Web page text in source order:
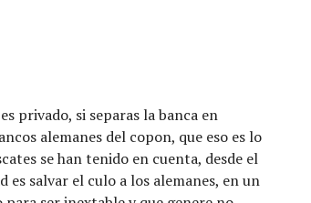
privado, si separas la banca en
alemanes del copon, que eso es lo
se han tenido en cuenta, desde el
salvar el culo a los alemanes, en un